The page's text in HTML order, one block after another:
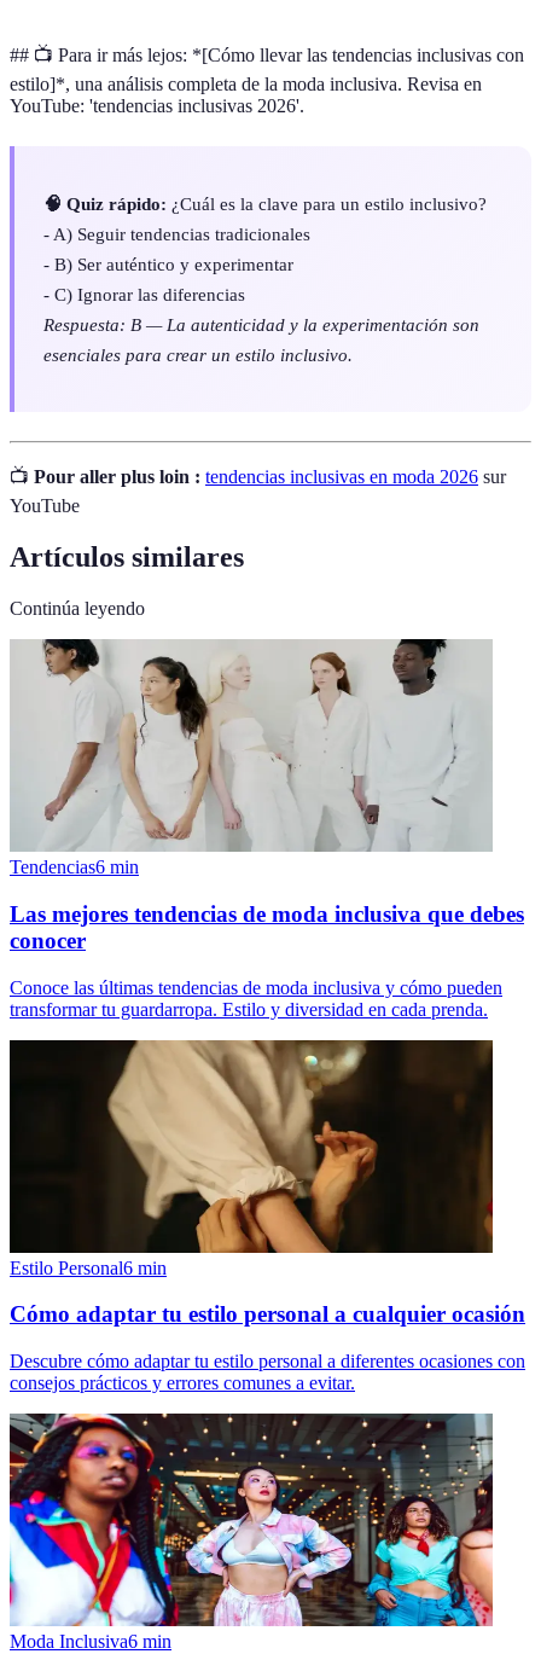
## 📺 Para ir más lejos: *[Cómo llevar las tendencias inclusivas con
estilo]*, una análisis completa de la moda inclusiva. Revisa en
YouTube: 'tendencias inclusivas 2026'.
🧠 Quiz rápido: ¿Cuál es la clave para un estilo inclusivo?
- A) Seguir tendencias tradicionales
- B) Ser auténtico y experimentar
- C) Ignorar las diferencias
Respuesta: B — La autenticidad y la experimentación son
esenciales para crear un estilo inclusivo.
📺 Pour aller plus loin : tendencias inclusivas en moda 2026 sur
YouTube
Artículos similares
Continúa leyendo
Tendencias6 min
Las mejores tendencias de moda inclusiva que debes
conocer
Conoce las últimas tendencias de moda inclusiva y cómo pueden
transformar tu guardarropa. Estilo y diversidad en cada prenda.
Estilo Personal6 min
Cómo adaptar tu estilo personal a cualquier ocasión
Descubre cómo adaptar tu estilo personal a diferentes ocasiones con
consejos prácticos y errores comunes a evitar.
Moda Inclusiva6 min